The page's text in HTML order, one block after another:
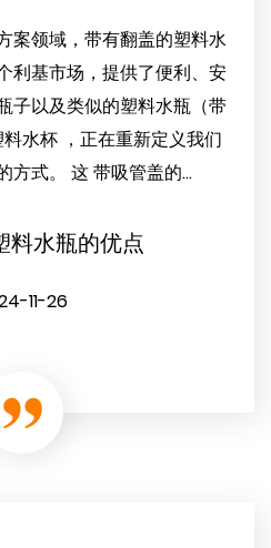
案领域，带有翻盖的塑料水
利基市场，提供了便利、安
子以及类似的塑料水瓶（带
水杯 ，正在重新定义我们
方式。 这 带吸管盖的...
料水瓶的优点
11-26